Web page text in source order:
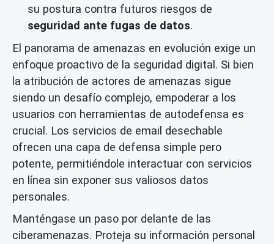
su postura contra futuros riesgos de
seguridad ante fugas de datos.
El panorama de amenazas en evolución exige un
enfoque proactivo de la seguridad digital. Si bien
la atribución de actores de amenazas sigue
siendo un desafío complejo, empoderar a los
usuarios con herramientas de autodefensa es
crucial. Los servicios de email desechable
ofrecen una capa de defensa simple pero
potente, permitiéndole interactuar con servicios
en línea sin exponer sus valiosos datos
personales.
Manténgase un paso por delante de las
ciberamenazas. Proteja su información personal